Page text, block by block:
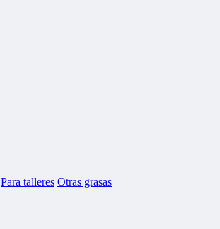
Para talleres Otras grasas